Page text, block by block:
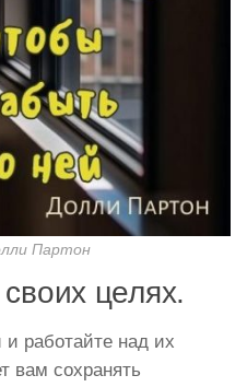
Партон
целях.
работайте над их
вам сохранять